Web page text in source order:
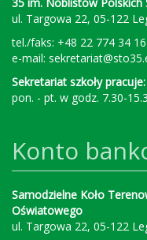
ul. Targowa 22, 05-122
tel./faks: +48 22 774 34 16
e-mail:
Sekretariat szkoły pracuje:
pon. - pt. w godz. 7.30-
Konto
Samodzielne Koło
Oświatowego
ul. Targowa 22, 05-122